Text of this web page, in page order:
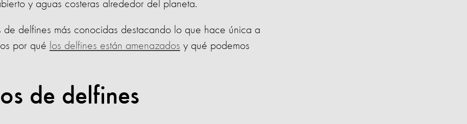
y aguas costeras alrededor del planeta.
de delfines más conocidas destacando lo que hace única a
por qué los delfines están amenazados y qué podemos
de delfines